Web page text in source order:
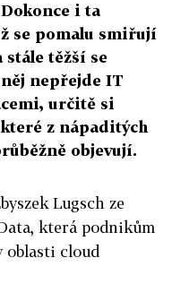
i ta
se pomalu smiřují
stále těžší se
nepřejde IT
určitě si
z nápaditých
objevují.
Lugsch ze
která podnikům
oblasti cloud